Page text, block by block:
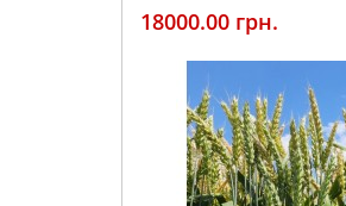
18000.00 грн.